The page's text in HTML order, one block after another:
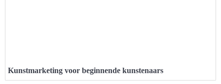
Kunstmarketing voor beginnende kunstenaars